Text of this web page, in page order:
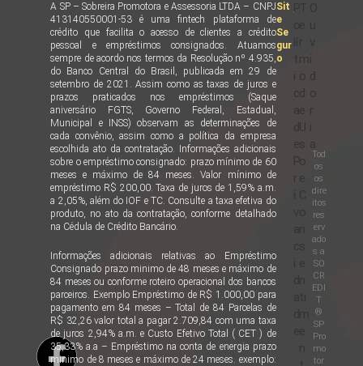
A SP – Sobreira Promotora e Assessoria LTDA – CNPJ
413140550001-53 é uma fintech plataforma de
crédito que facilita o acesso de clientes a crédito
pessoal e empréstimos consignados. Atuamos
sempre de acordo nos termos da Resolução nº 4.935,
do Banco Central do Brasil, publicada em 29 de
setembro de 2021. Assim como as taxas de juros e
prazos praticados nos empréstimos (Saque
aniversário FGTS, Governo Federal, Estadual,
Municipal e INSS) observam as determinações de
cada convênio, assim como a política da empresa
escolhida ato da contratação. Informações adicionais
sobre o empréstimo consignado: prazo mínimo de 60
meses e máximo de 84 meses. Valor mínimo de
empréstimo R$ 200,00. Taxa de juros de 1,59% a.m.
a 2,05%, além do IOF e TC. Consulte a taxa efetiva do
produto, no ato da contratação, conforme detalhado
na Cédula de Crédito Bancário.
Informações adicionais relativas ao Empréstimo
Consignado prazo minimo de 48 meses e máximo de
84 meses ou conforme roteiro operacional dos bancos
parceiros. Exemplo Empréstimo de R$ 1.000,00 para
pagamento em 84 meses – Total de 84 Parcelas de
R$ 32,26 valor total a pagar 2.709,84 com uma taxa
de juros 2,94% a.m. e Custo Efetivo Total ( CET ) de
35,33% a.a – Empréstimo na conta de energia prazo
minimo de 8 meses e máximo de 24 meses. exemplo:
Sit
e
Se
gur
o
P
i
c
a
d
e
P
r
m
o
d
e
U
s
o
e
v
i
d
o
r
i
a
Tod
os
os
dire
itos
res
erv
ado
s a
SO
CR
EDI
T
®
SP
Pro
mo
tor